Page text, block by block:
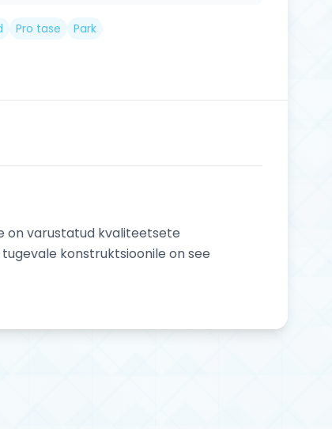
Pro tase Park
on varustatud kvaliteetsete
konstruktsioonile on see